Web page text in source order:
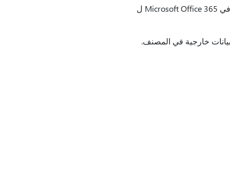
في إصدارات سطح المكتب من Excel ولكن تم استبداله في Microsoft Office 365 ل
خارجية في المصنف.